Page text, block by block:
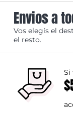
Envios a
Vos elegís el
el resto.
Si